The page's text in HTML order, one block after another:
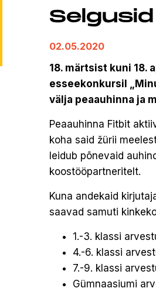
02.05.2020
18. märtsist kuni 18.
esseekonkursil
välja peaauhinna ja
Peaauhinna Fitbit
koha said žürii
leidub põnevaid
koostööpartneritelt.
Kuna andekaid
saavad samuti
1.-3. klassi
4.-6. klassi
7.-9. klassi
Gümnaasiumi